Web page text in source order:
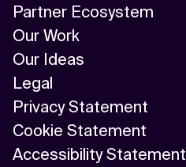
Partner Ecosystem
Our Work
Our Ideas
Legal
Privacy Statement
Cookie Statement
Accessibility Statement